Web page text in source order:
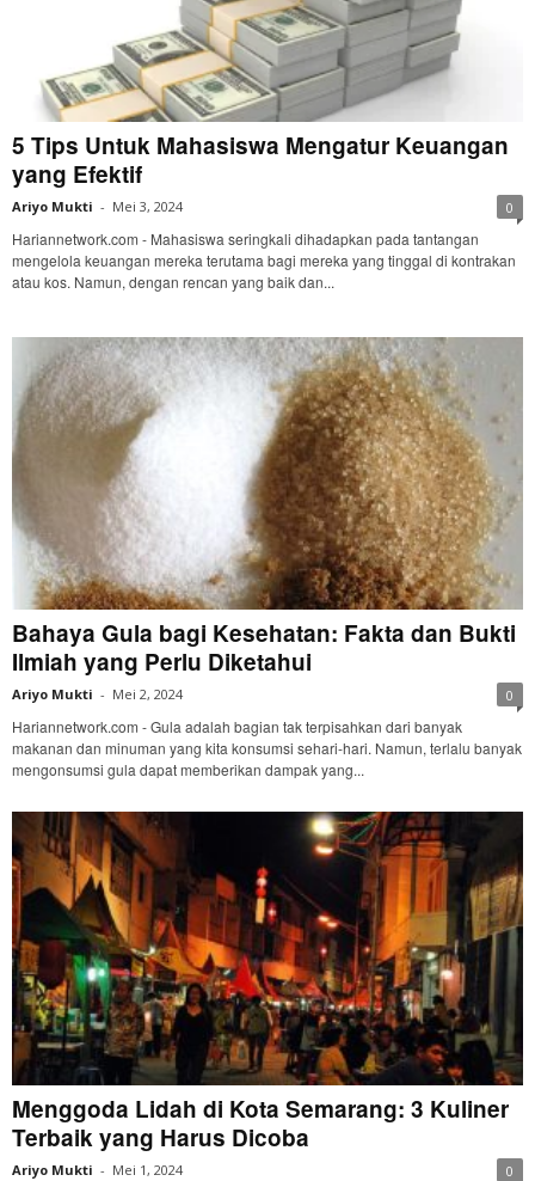
5 Tips Untuk Mahasiswa Mengatur Keuangan
yang Efektif
Ariyo Mukti - Mei 3, 2024 0
Hariannetwork.com - Mahasiswa seringkali dihadapkan pada tantangan
mengelola keuangan mereka terutama bagi mereka yang tinggal di kontrakan
atau kos. Namun, dengan rencan yang baik dan...
Bahaya Gula bagi Kesehatan: Fakta dan Bukti
Ilmiah yang Perlu Diketahui
Ariyo Mukti - Mei 2, 2024 0
Hariannetwork.com - Gula adalah bagian tak terpisahkan dari banyak
makanan dan minuman yang kita konsumsi sehari-hari. Namun, terlalu banyak
mengonsumsi gula dapat memberikan dampak yang...
Menggoda Lidah di Kota Semarang: 3 Kuliner
Terbaik yang Harus Dicoba
Ariyo Mukti - Mei 1, 2024 0